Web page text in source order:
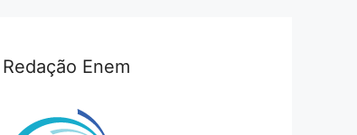
Redação Enem